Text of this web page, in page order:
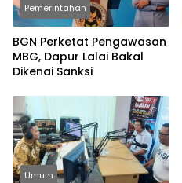
Pemerintahan
BGN Perketat Pengawasan
MBG, Dapur Lalai Bakal
Dikenai Sanksi
Umum